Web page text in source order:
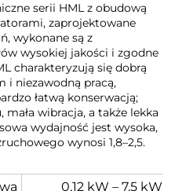
serii HML z obudową
zaprojektowane
wykonane są z
wysokiej jakości i zgodne
charakteryzują się dobrą
i niezawodną pracą,
łatwą konserwacją;
wibracja, a także lekka
wydajność jest wysoka,
wynosi 1,8–2,5.
0,12 kW – 7,5 kW